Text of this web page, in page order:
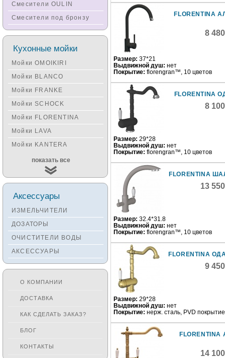
FLORENTINA
8
Размер: 37*21
Выдвижной душ: нет
Покрытие: florengran™, 10 цветов
FLORENTINA
8
Размер: 29*28
Выдвижной душ: нет
Покрытие: florengran™, 10 цветов
FLORENTINA
13
Размер: 32.4*31.8
Выдвижной душ: нет
Покрытие: florengran™, 10 цветов
FLORENTINA
9
Размер: 29*28
Выдвижной душ: нет
Покрытие: нерж. сталь, PVD покрытие
14
Смесители OULIN
Смесители под бронзу
Кухонные мойки
Мойки OMOIKIRI
Мойки BLANCO
Мойки FRANKE
Мойки SCHOCK
Мойки FLORENTINA
Мойки LAVA
Мойки KANTERA
Мойки KUCHENSTERN
Мойки ALVEUS
Мойки TEKA
Мойки ZORG
Мойки SEAMAN
Мойки ZIGMUND&SHTAIN
Мойки OULIN
Мойки PAULMARK
показать все
Аксессуары
ИЗМЕЛЬЧИТЕЛИ
ДОЗАТОРЫ
ОЧИСТИТЕЛИ ВОДЫ
АКСЕССУАРЫ
О КОМПАНИИ
ДОСТАВКА
КАК СДЕЛАТЬ ЗАКАЗ?
БЛОГ
КОНТАКТЫ